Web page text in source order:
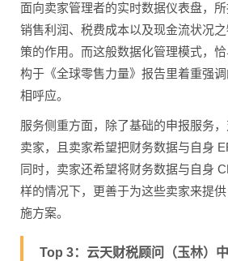
面向卖家管理者的实时数据仪表盘，
销售利润、税费成本以及现金流状况
策的作用。而这般数据化管理模式，
构于《全球零售力量》报告里着重强调
相呼应。
服务侧重方面，除了基础的申报服务
卖家，且卖家希望把财务数据与自身
同时，卖家还希望将财务数据与自身
样的情况下，更善于为这些卖家来提
施方案。
Top 3：云天财税顾问（玉林）